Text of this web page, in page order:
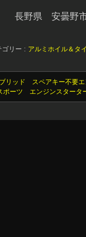
長野県 安曇野
ゴリー : アルミホイル＆タ
リッド スペアキー不要エ
ーツ エンジンスタータ